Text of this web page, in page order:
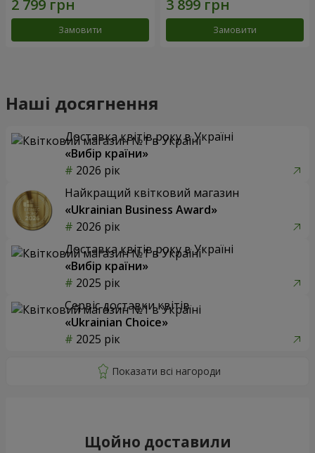
Замовити Замовити
Наші досягнення
Доставка квітів року в Україні
«Вибір країни»
2026 рік
Найкращий квітковий магазин
«Ukrainian Business Award»
2026 рік
Доставка квітів року в Україні
«Вибір країни»
2025 рік
Сервіс доставки квітів
«Ukrainian Choice»
2025 рік
Щойно доставили